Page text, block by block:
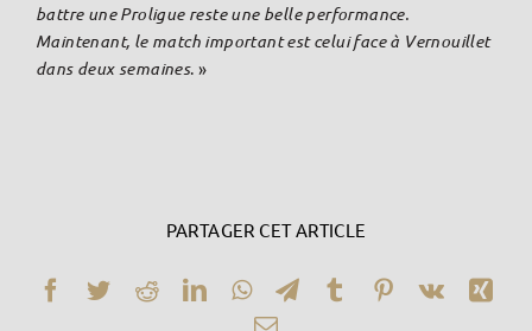
battre une Proligue reste une belle performance.
Maintenant, le match important est celui face à Vernouillet
dans deux semaines. »
PARTAGER CET ARTICLE
Facebook
TwitterRedditLinkedInWhatsAppTelegram
TumblrPinterest
Vk
Email